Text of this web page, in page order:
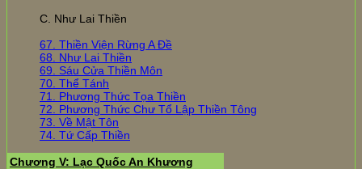
C. Như Lai Thiền
67. Thiền Viện Rừng A Đề
68. Như Lai Thiền
69. Sáu Cửa Thiền Môn
70. Thể Tánh
71. Phương Thức Tọa Thiền
72. Phương Thức Chư Tổ Lập Thiền Tông
73. Về Mật Tôn
74. Tứ Cấp Thiền
Chương V: Lạc Quốc An Khương